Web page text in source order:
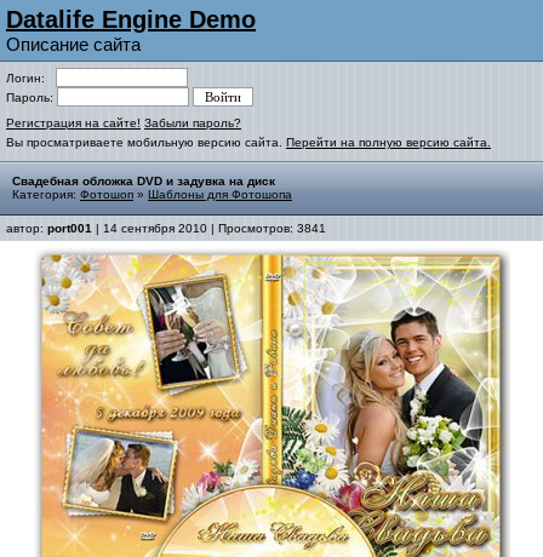
Datalife Engine Demo
Описание сайта
Логин:
Пароль:
Регистрация на сайте! Забыли пароль?
Вы просматриваете мобильную версию сайта. Перейти на полную версию сайта.
Свадебная обложка DVD и задувка на диск
Категория: Фотошоп » Шаблоны для Фотошопа
автор: port001 | 14 сентября 2010 | Просмотров: 3841